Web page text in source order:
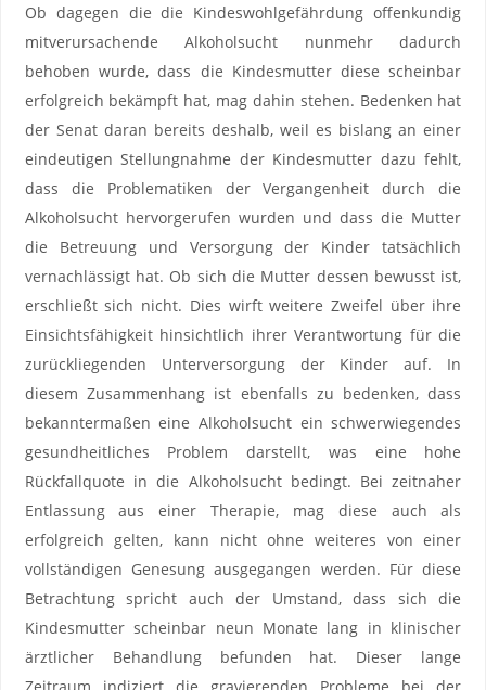
Ob dagegen die die Kindeswohlgefährdung offenkundig
mitverursachende Alkoholsucht nunmehr dadurch
behoben wurde, dass die Kindesmutter diese scheinbar
erfolgreich bekämpft hat, mag dahin stehen. Bedenken hat
der Senat daran bereits deshalb, weil es bislang an einer
eindeutigen Stellungnahme der Kindesmutter dazu fehlt,
dass die Problematiken der Vergangenheit durch die
Alkoholsucht hervorgerufen wurden und dass die Mutter
die Betreuung und Versorgung der Kinder tatsächlich
vernachlässigt hat. Ob sich die Mutter dessen bewusst ist,
erschließt sich nicht. Dies wirft weitere Zweifel über ihre
Einsichtsfähigkeit hinsichtlich ihrer Verantwortung für die
zurückliegenden Unterversorgung der Kinder auf. In
diesem Zusammenhang ist ebenfalls zu bedenken, dass
bekanntermaßen eine Alkoholsucht ein schwerwiegendes
gesundheitliches Problem darstellt, was eine hohe
Rückfallquote in die Alkoholsucht bedingt. Bei zeitnaher
Entlassung aus einer Therapie, mag diese auch als
erfolgreich gelten, kann nicht ohne weiteres von einer
vollständigen Genesung ausgegangen werden. Für diese
Betrachtung spricht auch der Umstand, dass sich die
Kindesmutter scheinbar neun Monate lang in klinischer
ärztlicher Behandlung befunden hat. Dieser lange
Zeitraum indiziert die gravierenden Probleme bei der